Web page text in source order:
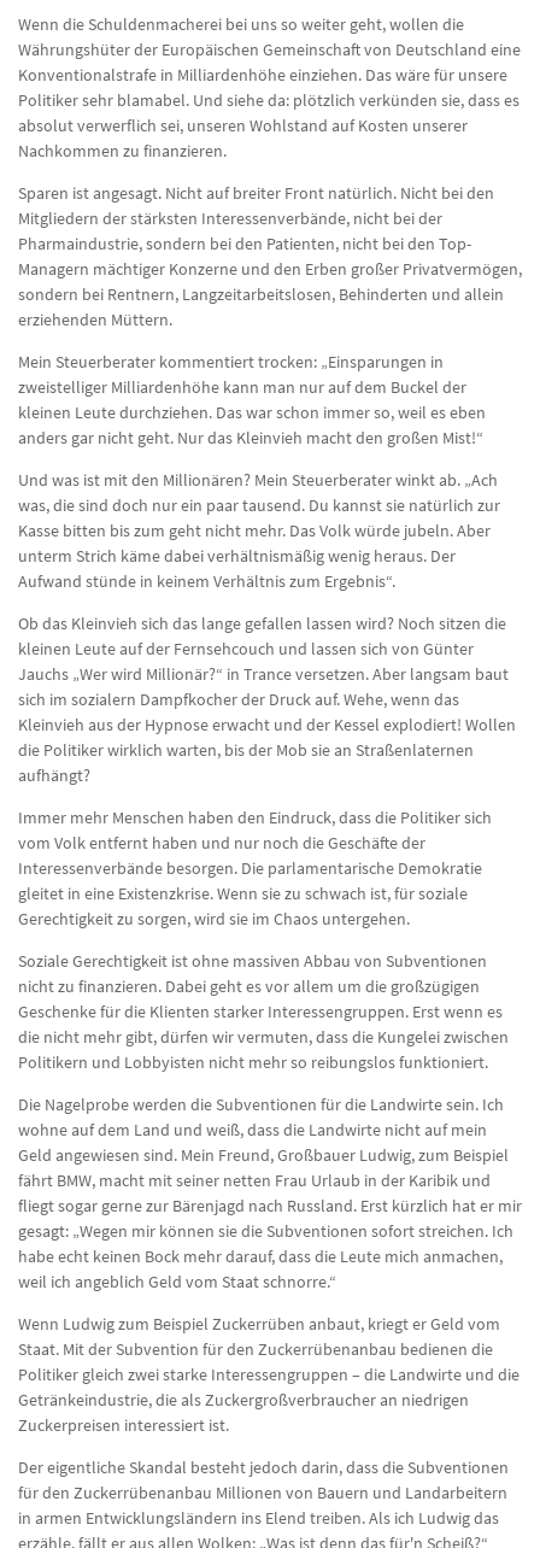
Wenn die Schuldenmacherei bei uns so weiter geht, wollen die
Währungshüter der Europäischen Gemeinschaft von Deutschland eine
Konventionalstrafe in Milliardenhöhe einziehen. Das wäre für unsere
Politiker sehr blamabel. Und siehe da: plötzlich verkünden sie, dass es
absolut verwerflich sei, unseren Wohlstand auf Kosten unserer
Nachkommen zu finanzieren.
Sparen ist angesagt. Nicht auf breiter Front natürlich. Nicht bei den
Mitgliedern der stärksten Interessenverbände, nicht bei der
Pharmaindustrie, sondern bei den Patienten, nicht bei den Top-
Managern mächtiger Konzerne und den Erben großer Privatvermögen,
sondern bei Rentnern, Langzeitarbeitslosen, Behinderten und allein
erziehenden Müttern.
Mein Steuerberater kommentiert trocken: „Einsparungen in
zweistelliger Milliardenhöhe kann man nur auf dem Buckel der
kleinen Leute durchziehen. Das war schon immer so, weil es eben
anders gar nicht geht. Nur das Kleinvieh macht den großen Mist!“
Und was ist mit den Millionären? Mein Steuerberater winkt ab. „Ach
was, die sind doch nur ein paar tausend. Du kannst sie natürlich zur
Kasse bitten bis zum geht nicht mehr. Das Volk würde jubeln. Aber
unterm Strich käme dabei verhältnismäßig wenig heraus. Der
Aufwand stünde in keinem Verhältnis zum Ergebnis“.
Ob das Kleinvieh sich das lange gefallen lassen wird? Noch sitzen die
kleinen Leute auf der Fernsehcouch und lassen sich von Günter
Jauchs „Wer wird Millionär?“ in Trance versetzen. Aber langsam baut
sich im sozialern Dampfkocher der Druck auf. Wehe, wenn das
Kleinvieh aus der Hypnose erwacht und der Kessel explodiert! Wollen
die Politiker wirklich warten, bis der Mob sie an Straßenlaternen
aufhängt?
Immer mehr Menschen haben den Eindruck, dass die Politiker sich
vom Volk entfernt haben und nur noch die Geschäfte der
Interessenverbände besorgen. Die parlamentarische Demokratie
gleitet in eine Existenzkrise. Wenn sie zu schwach ist, für soziale
Gerechtigkeit zu sorgen, wird sie im Chaos untergehen.
Soziale Gerechtigkeit ist ohne massiven Abbau von Subventionen
nicht zu finanzieren. Dabei geht es vor allem um die großzügigen
Geschenke für die Klienten starker Interessengruppen. Erst wenn es
die nicht mehr gibt, dürfen wir vermuten, dass die Kungelei zwischen
Politikern und Lobbyisten nicht mehr so reibungslos funktioniert.
Die Nagelprobe werden die Subventionen für die Landwirte sein. Ich
wohne auf dem Land und weiß, dass die Landwirte nicht auf mein
Geld angewiesen sind. Mein Freund, Großbauer Ludwig, zum Beispiel
fährt BMW, macht mit seiner netten Frau Urlaub in der Karibik und
fliegt sogar gerne zur Bärenjagd nach Russland. Erst kürzlich hat er mir
gesagt: „Wegen mir können sie die Subventionen sofort streichen. Ich
habe echt keinen Bock mehr darauf, dass die Leute mich anmachen,
weil ich angeblich Geld vom Staat schnorre.“
Wenn Ludwig zum Beispiel Zuckerrüben anbaut, kriegt er Geld vom
Staat. Mit der Subvention für den Zuckerrübenanbau bedienen die
Politiker gleich zwei starke Interessengruppen – die Landwirte und die
Getränkeindustrie, die als Zuckergroßverbraucher an niedrigen
Zuckerpreisen interessiert ist.
Der eigentliche Skandal besteht jedoch darin, dass die Subventionen
für den Zuckerrübenanbau Millionen von Bauern und Landarbeitern
in armen Entwicklungsländern ins Elend treiben. Als ich Ludwig das
erzähle, fällt er aus allen Wolken: „Was ist denn das für'n Scheiß?“